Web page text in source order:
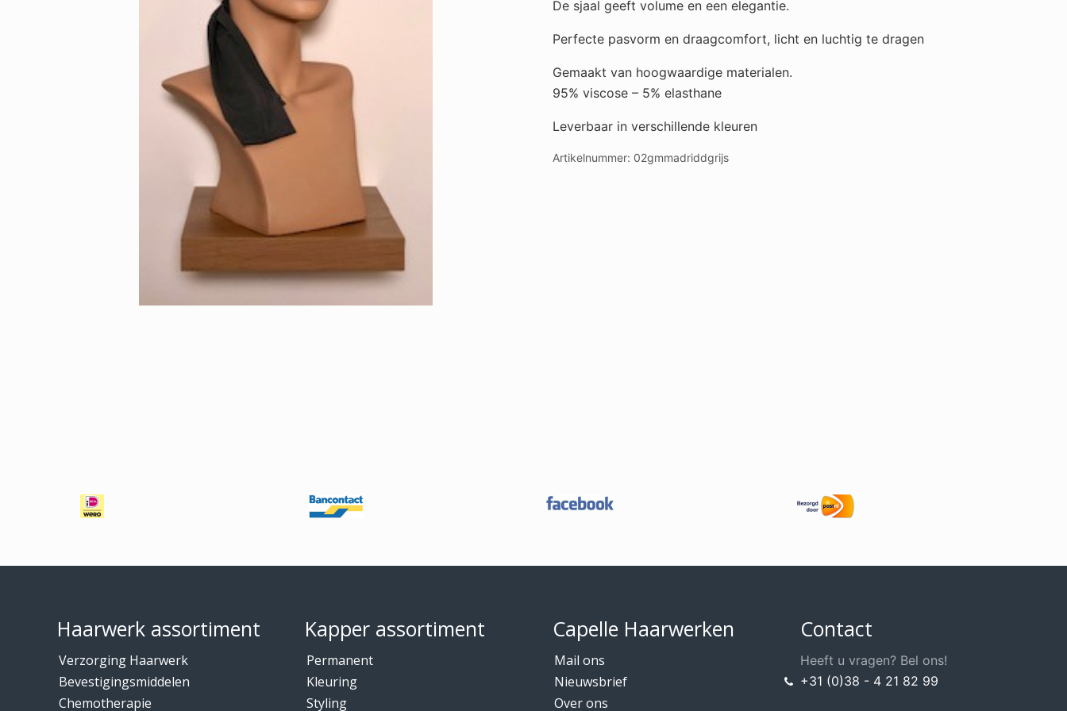
De sjaal geeft volume en een elegantie.
Perfecte pasvorm en draagcomfort, licht en luchtig te dragen
Gemaakt van hoogwaardige materialen.
95% viscose – 5% elasthane
Leverbaar in verschillende kleuren
Artikelnummer: 02gmmadriddgrijs
Haarwerk assortiment
Verzorging Haarwerk
Bevestigingsmiddelen
Chemotherapie
Kapper assortiment
Permanent
Kleuring
Styling
Capelle Haarwerken
Mail ons
Nieuwsbrief
Over ons
Contact
Heeft u vragen? Bel ons!
+31 (0)38 - 4 21 82 99